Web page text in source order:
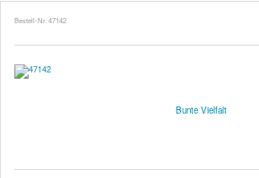
Bestell-Nr. 47142
Bunte Vielfalt